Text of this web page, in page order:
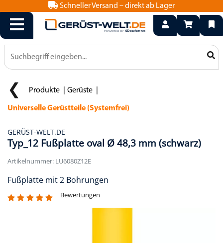
Schneller Versand – direkt ab Lager
0800 15 50 550
info@geruest-welt.de
Produkte Gerüste
Universelle Gerüstteile (Systemfrei)
GERÜST-WELT.DE
Typ_12 Fußplatte oval Ø 48,3 mm (schwarz)
Artikelnummer: LU6080Z12E
Fußplatte mit 2 Bohrungen
Bewertungen